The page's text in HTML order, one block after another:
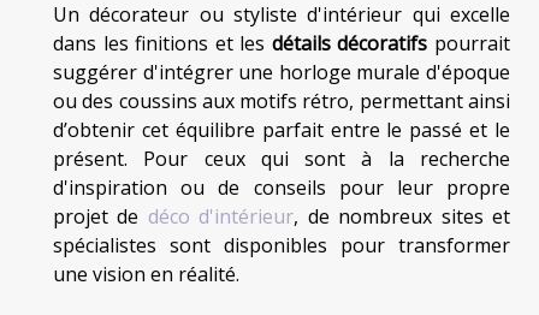
Un décorateur ou styliste d'intérieur qui excelle
dans les finitions et les détails décoratifs pourrait
suggérer d'intégrer une horloge murale d'époque
ou des coussins aux motifs rétro, permettant ainsi
d’obtenir cet équilibre parfait entre le passé et le
présent. Pour ceux qui sont à la recherche
d'inspiration ou de conseils pour leur propre
projet de déco d'intérieur, de nombreux sites et
spécialistes sont disponibles pour transformer
une vision en réalité.